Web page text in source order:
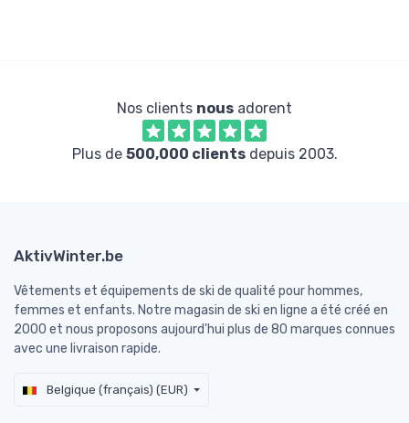
Nos clients nous adorent
Plus de 500,000 clientsdepuis 2003.
AktivWinter.be
Vêtements et équipements de ski de qualité pour hommes,
femmes et enfants. Notre magasin de ski en ligne a été créé en
2000 et nous proposons aujourd'hui plus de 80 marques connues
avec une livraison rapide.
Belgique (français) (EUR)